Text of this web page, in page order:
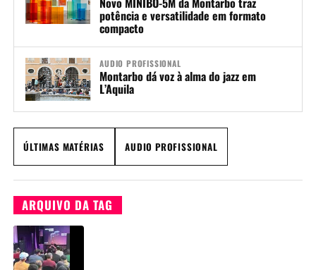
potência e versatilidade em formato
compacto
AUDIO PROFISSIONAL
Montarbo dá voz à alma do jazz em
L’Aquila
ÚLTIMAS MATÉRIAS AUDIO PROFISSIONAL
ARQUIVO DA TAG